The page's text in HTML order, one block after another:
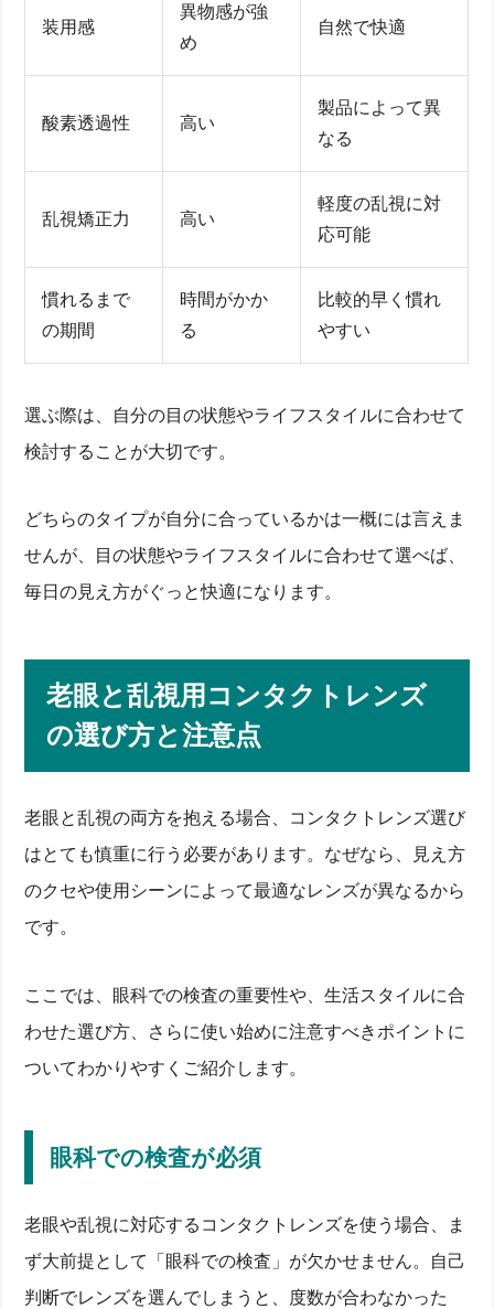
装用感
異物感が強
め
自然で快適
酸素透過性 高い
製品によって異
なる
乱視矯正力 高い
軽度の乱視に対
応可能
慣れるまで
の期間
時間がかか
る
比較的早く慣れ
やすい
選ぶ際は、自分の目の状態やライフスタイルに合わせて
検討することが大切です。
どちらのタイプが自分に合っているかは一概には言えま
せんが、目の状態やライフスタイルに合わせて選べば、
毎日の見え方がぐっと快適になります。
老眼と乱視用コンタクトレンズ
の選び方と注意点
老眼と乱視の両方を抱える場合、コンタクトレンズ選び
はとても慎重に行う必要があります。なぜなら、見え方
のクセや使用シーンによって最適なレンズが異なるから
です。
ここでは、眼科での検査の重要性や、生活スタイルに合
わせた選び方、さらに使い始めに注意すべきポイントに
ついてわかりやすくご紹介します。
眼科での検査が必須
老眼や乱視に対応するコンタクトレンズを使う場合、ま
ず大前提として「眼科での検査」が欠かせません。自己
判断でレンズを選んでしまうと、度数が合わなかった